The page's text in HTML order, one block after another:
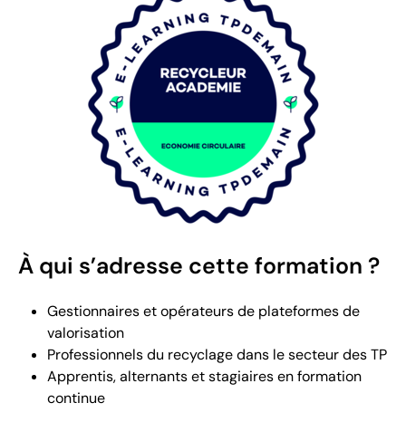
À qui s’adresse cette formation ?
Gestionnaires et opérateurs de plateformes de
valorisation
Professionnels du recyclage dans le secteur des TP
Apprentis, alternants et stagiaires en formation
continue